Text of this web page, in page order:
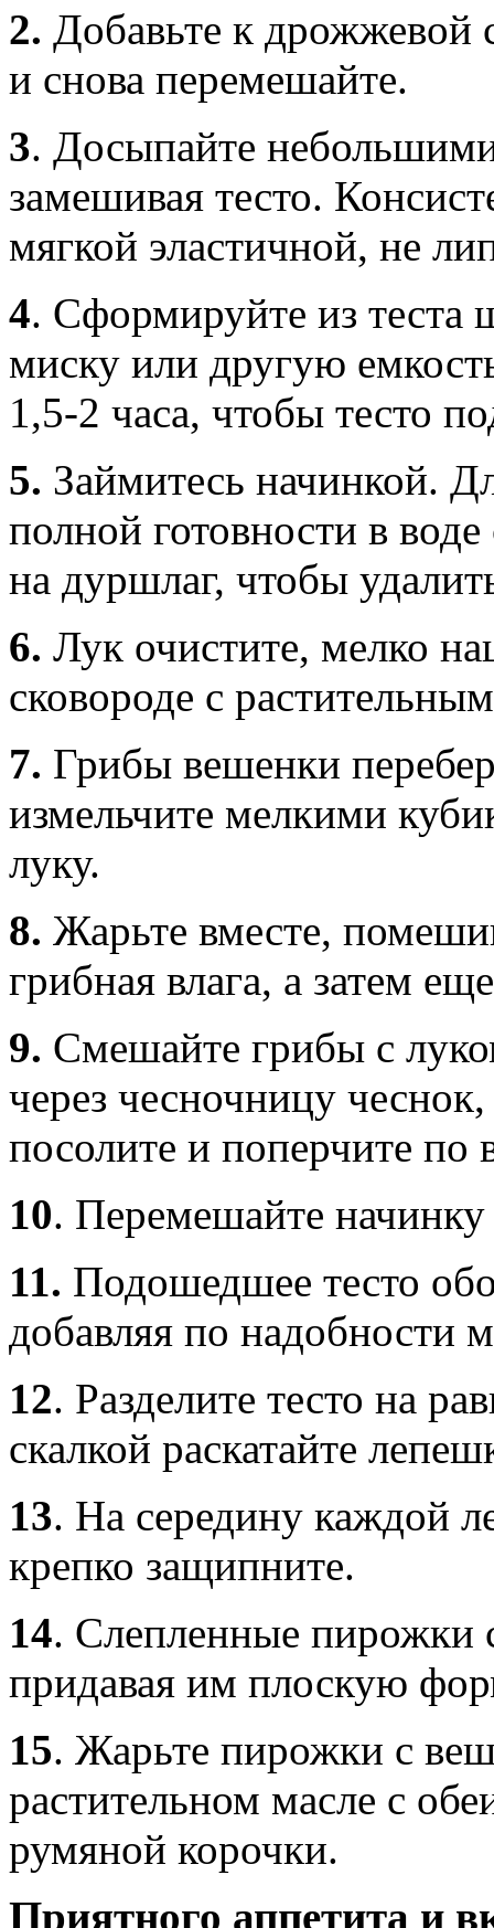
2. Добавьте к дрожжевой
и снова перемешайте.
3. Досыпайте
замешивая тесто.
мягкой эластичной, не
4. Сформируйте из теста
миску или другую
1,5-2 часа, чтобы тесто
5. Займитесь начинкой.
полной готовности в
на дуршлаг, чтобы
6. Лук очистите, мелко
сковороде с
7. Грибы вешенки
измельчите мелкими
луку.
8. Жарьте вместе,
грибная влага, а затем
9. Смешайте грибы с
через чесночницу
посолите и поперчите по
10. Перемешайте
11. Подошедшее тесто
добавляя по надобности
12. Разделите тесто на
скалкой раскатайте
13. На середину каждой
крепко защипните.
14. Слепленные пирожки
придавая им плоскую
15. Жарьте пирожки с
растительном масле с
румяной корочки.
Приятного аппетита и